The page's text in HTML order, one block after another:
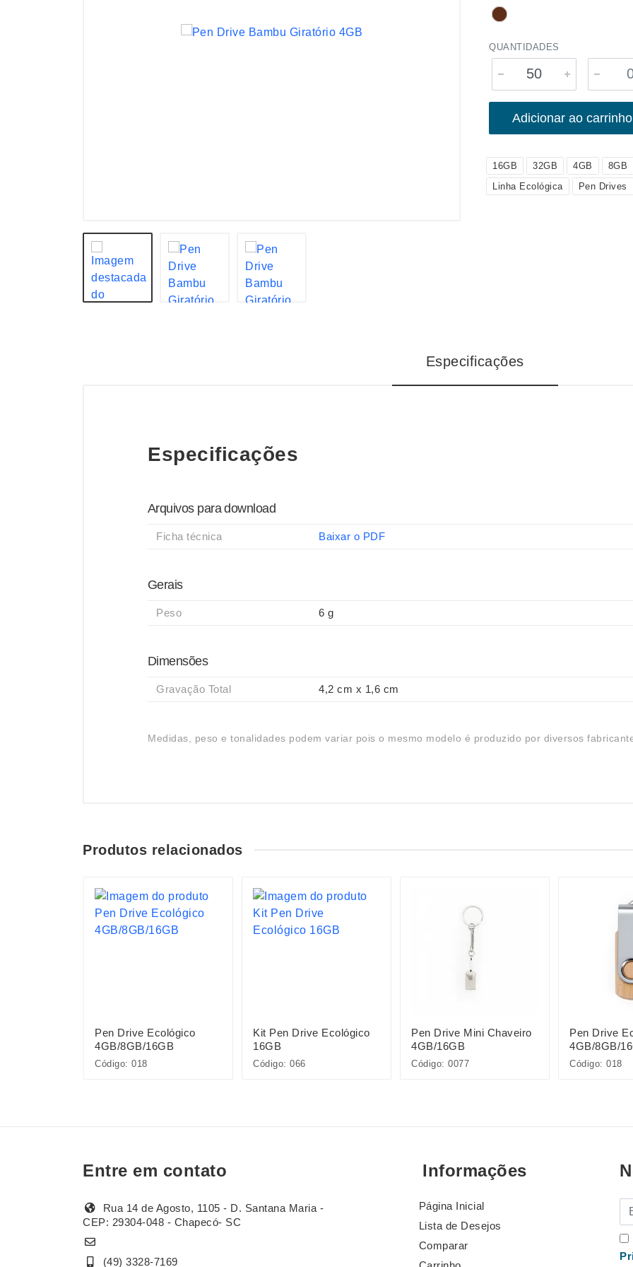
QUANTIDADES
Adicionar ao carrinho
16GB 32GB 4GB
8GB
Linha Ecológica
Pen Drives
Especificações
Especificações
Arquivos para download
Ficha técnica Baixar o PDF
Gerais
Peso 6 g
Dimensões
Gravação Total 4,2 cm x 1,6 cm
Medidas, peso e tonalidades podem variar pois o mesmo modelo é produzido por diversos
Produtos relacionados
Pen Drive Ecológico
4GB/8GB/16GB
Código: 018
Kit Pen Drive Ecológico
16GB
Código: 066
Pen Drive Mini Chaveiro
4GB/16GB
Código: 0077
Pen Drive
4GB/8GB/
Código: 018
Entre em contato
Rua 14 de Agosto, 1105 - D. Santana Maria -
CEP: 29304-048 - Chapecó- SC
(49) 3328-7169
Informações
Página Inicial
Lista de Desejos
Comparar